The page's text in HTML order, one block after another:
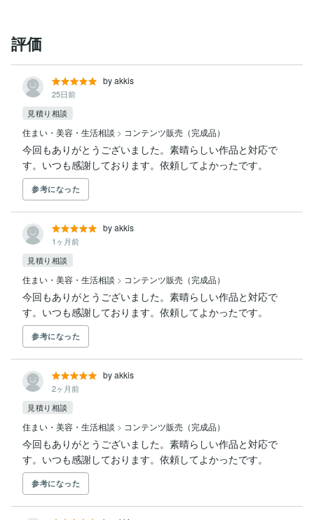
評価
by akkis
25日前
見積り相談
住まい・美容・生活相談 > コンテンツ販売（完成品）
今回もありがとうございました。素晴らしい作品と対応で
す。いつも感謝しております。依頼してよかったです。
参考になった
by akkis
1ヶ月前
見積り相談
住まい・美容・生活相談 > コンテンツ販売（完成品）
今回もありがとうございました。素晴らしい作品と対応で
す。いつも感謝しております。依頼してよかったです。
参考になった
by akkis
2ヶ月前
見積り相談
住まい・美容・生活相談 > コンテンツ販売（完成品）
今回もありがとうございました。素晴らしい作品と対応で
す。いつも感謝しております。依頼してよかったです。
参考になった